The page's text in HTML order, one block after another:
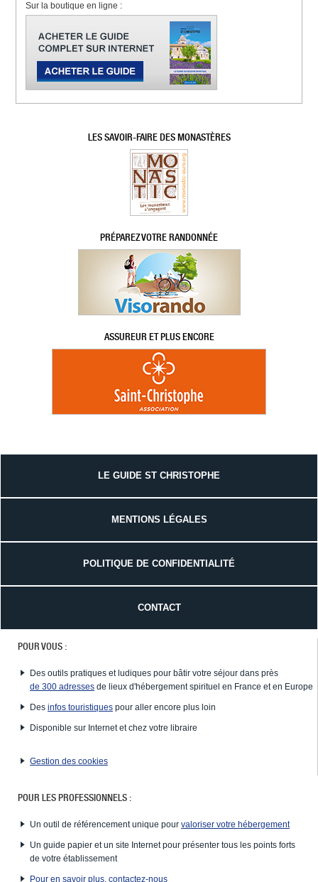
Sur la boutique en ligne :
LES SAVOIR-FAIRE DES MONASTÈRES
PRÉPAREZ VOTRE RANDONNÉE
ASSUREUR ET PLUS ENCORE
LE GUIDE ST CHRISTOPHE
MENTIONS LÉGALES
POLITIQUE DE CONFIDENTIALITÉ
CONTACT
POUR VOUS :
Des outils pratiques et ludiques pour bâtir votre séjour dans près
de 300 adresses de lieux d'hébergement spirituel en France et en Europe
Des infos touristiques pour aller encore plus loin
Disponible sur Internet et chez votre libraire
Gestion des cookies
POUR LES PROFESSIONNELS :
Un outil de référencement unique pour valoriser votre hébergement
Un guide papier et un site Internet pour présenter tous les points forts
de votre établissement
Pour en savoir plus, contactez-nous